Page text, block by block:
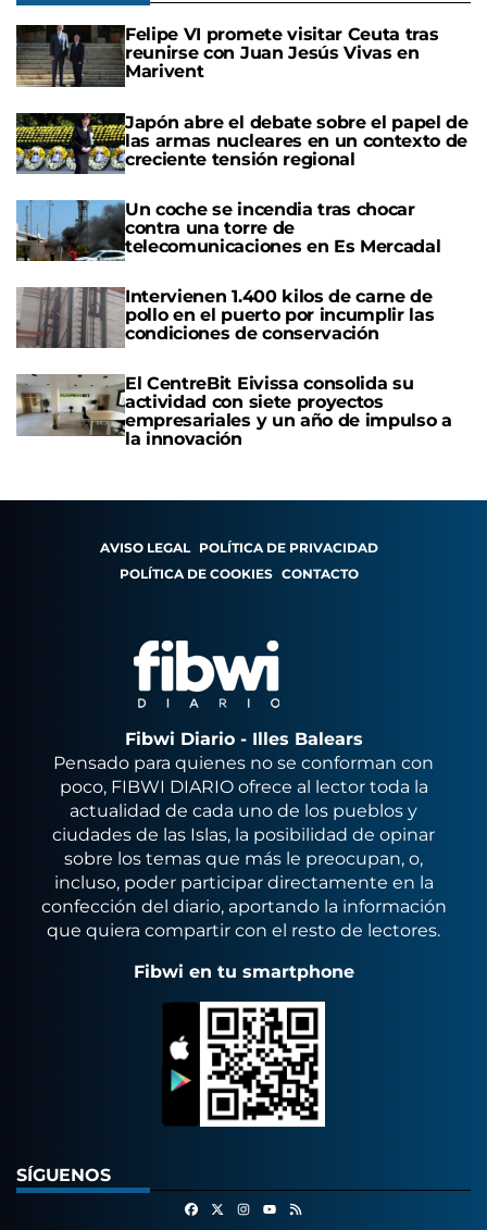
Felipe VI promete visitar Ceuta tras
reunirse con Juan Jesús Vivas en
Marivent
Japón abre el debate sobre el papel de
las armas nucleares en un contexto de
creciente tensión regional
Un coche se incendia tras chocar
contra una torre de
telecomunicaciones en Es Mercadal
Intervienen 1.400 kilos de carne de
pollo en el puerto por incumplir las
condiciones de conservación
El CentreBit Eivissa consolida su
actividad con siete proyectos
empresariales y un año de impulso a
la innovación
AVISO LEGAL POLÍTICA DE PRIVACIDAD
POLÍTICA DE COOKIES CONTACTO
Fibwi Diario - Illes Balears
Pensado para quienes no se conforman con
poco, FIBWI DIARIO ofrece al lector toda la
actualidad de cada uno de los pueblos y
ciudades de las Islas, la posibilidad de opinar
sobre los temas que más le preocupan, o,
incluso, poder participar directamente en la
confección del diario, aportando la información
que quiera compartir con el resto de lectores.
Fibwi en tu smartphone
SÍGUENOS
FacebookInstagram